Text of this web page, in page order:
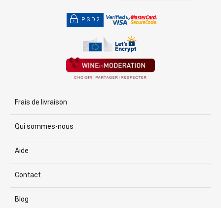
PSD2
Frais de livraison
Qui sommes-nous
Aide
Contact
Blog